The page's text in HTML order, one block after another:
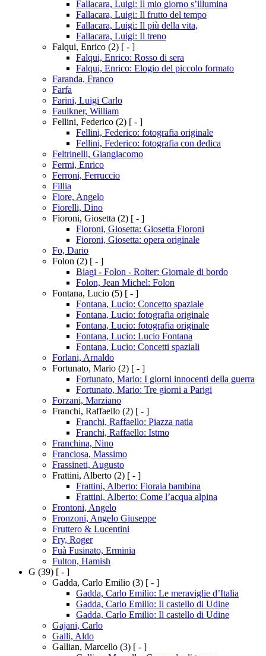
Fallacara, Luigi: Il mio giorno s’illumina
Fallacara, Luigi: Il frutto del tempo
Fallacara, Luigi: Il più della vita,
Fallacara, Luigi: Il treno
Falqui, Enrico (2) [ - ]
Falqui, Enrico: Rosso di sera
Falqui, Enrico: Elogio del piccolo formato
Faranda, Franco
Farfa
Farini, Luigi Carlo
Faulkner, William
Fellini, Federico (2) [ - ]
Fellini, Federico: fotografia originale
Fellini, Federico: fotografia con dedica
Feltrinelli, Giangiacomo
Fermi, Enrico
Ferroni, Ferruccio
Fillia
Fiore, Angelo
Fiorelli, Dino
Fioroni, Giosetta (2) [ - ]
Fioroni, Giosetta: Giosetta Fioroni
Fioroni, Giosetta: opera originale
Fo, Dario
Folon (2) [ - ]
Biagi - Folon - Roiter: Giornale di bordo
Folon, Jean Michel: Folon
Fontana, Lucio (5) [ - ]
Fontana, Lucio: Concetto spaziale
Fontana, Lucio: fotografia originale
Fontana, Lucio: fotografia originale
Fontana, Lucio: Lucio Fontana
Fontana, Lucio: Concetti spaziali
Forlani, Arnaldo
Fortunato, Mario (2) [ - ]
Fortunato, Mario: I giorni innocenti della guerra
Fortunato, Mario: Tre giorni a Parigi
Forzani, Marziano
Franchi, Raffaello (2) [ - ]
Franchi, Raffaello: Piazza natia
Franchi, Raffaello: Istmo
Franchina, Nino
Franciosa, Massimo
Frassineti, Augusto
Frattini, Alberto (2) [ - ]
Frattini, Alberto: Fioraia bambina
Frattini, Alberto: Come l’acqua alpina
Frontoni, Angelo
Fronzoni, Angelo Giuseppe
Fruttero & Lucentini
Fry, Roger
Fuà Fusinato, Erminia
Fulton, Hamish
G (39) [ - ]
Gadda, Carlo Emilio (3) [ - ]
Gadda, Carlo Emilio: Le meraviglie d’Italia
Gadda, Carlo Emilio: Il castello di Udine
Gadda, Carlo Emilio: Il castello di Udine
Gajani, Carlo
Galli, Aldo
Gallian, Marcello (3) [ - ]